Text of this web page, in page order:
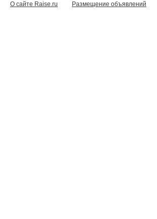
О сайте Raise.ru Размещение объявлений